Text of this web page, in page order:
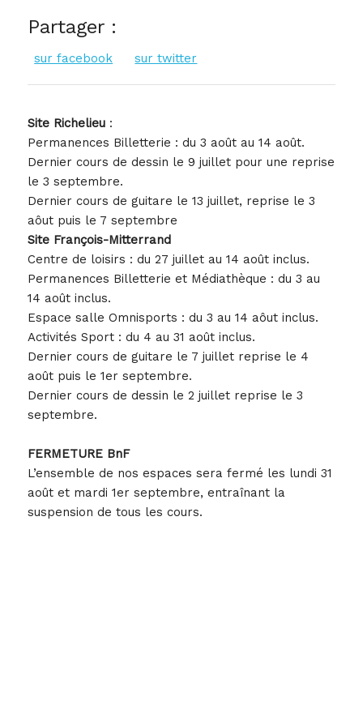
Partager :
sur facebook sur twitter
Site Richelieu :
Permanences Billetterie : du 3 août au 14 août.
Dernier cours de dessin le 9 juillet pour une reprise
le 3 septembre.
Dernier cours de guitare le 13 juillet, reprise le 3
aôut puis le 7 septembre
Site François-Mitterrand
Centre de loisirs : du 27 juillet au 14 août inclus.
Permanences Billetterie et Médiathèque : du 3 au
14 août inclus.
Espace salle Omnisports : du 3 au 14 aôut inclus.
Activités Sport : du 4 au 31 août inclus.
Dernier cours de guitare le 7 juillet reprise le 4
août puis le 1er septembre.
Dernier cours de dessin le 2 juillet reprise le 3
septembre.
FERMETURE BnF
L’ensemble de nos espaces sera fermé les lundi 31
août et mardi 1er septembre, entraînant la
suspension de tous les cours.